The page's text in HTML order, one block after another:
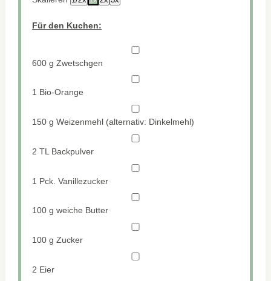
Für den Kuchen:
600 g Zwetschgen
1 Bio-Orange
150 g Weizenmehl (alternativ: Dinkelmehl)
2 TL Backpulver
1 Pck. Vanillezucker
100 g weiche Butter
100 g Zucker
2 Eier